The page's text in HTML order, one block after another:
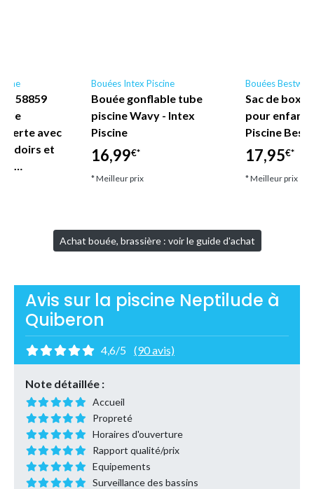
- 58859
avec
et
Bouées Intex Piscine
Bouée gonflable tube
piscine Wavy - Intex
Piscine
16,99€*
* Meilleur prix
Bouées Bestway
Sac de boxe
pour
Piscine
17,95€*
* Meilleur prix
Achat bouée, brassière : voir le guide d'achat
Avis sur la piscine Neptilude à
Quiberon
4,6/5 (90 avis)
Note détaillée :
Accueil
Propreté
Horaires d'ouverture
Rapport qualité/prix
Equipements
Surveillance des bassins